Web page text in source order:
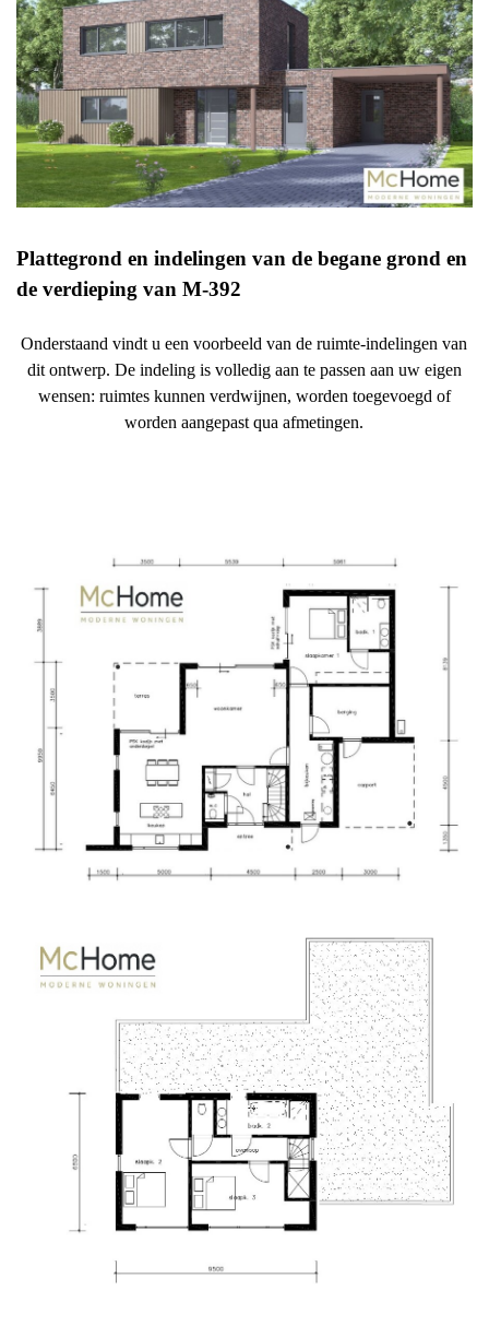
Plattegrond en indelingen van de begane grond en
de verdieping van M-392
Onderstaand vindt u een voorbeeld van de ruimte-indelingen van
dit ontwerp. De indeling is volledig aan te passen aan uw eigen
wensen: ruimtes kunnen verdwijnen, worden toegevoegd of
worden aangepast qua afmetingen.